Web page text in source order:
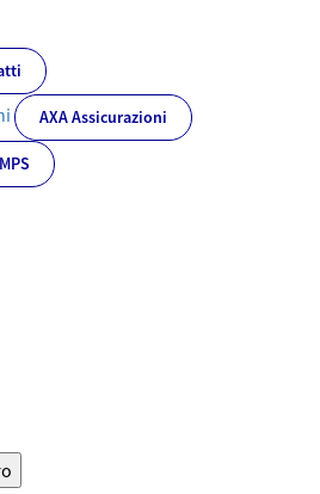
una Card Salute - Corporate
AXA Assicurazioni